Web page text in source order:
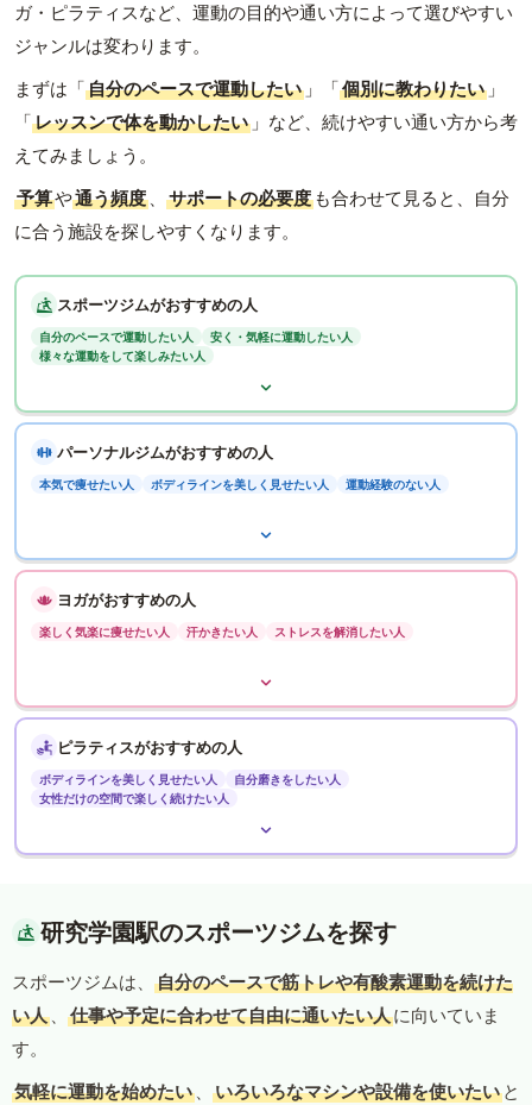
ガ・ピラティスなど、運動の目的や通い方によって選びやすい
ジャンルは変わります。
まずは「自分のペースで運動したい 」「個別に教わりたい 」
「レッスンで体を動かしたい 」など、続けやすい通い方から考
えてみましょう。
予算や通う頻度 、 サポートの必要度 も合わせて見ると、自分
に合う施設を探しやすくなります。
スポーツジムがおすすめの人
自分のペースで運動したい人
安く・気軽に運動したい人
様々な運動をして楽しみたい人
パーソナルジムがおすすめの人
本気で痩せたい人 ボディラインを美しく見せたい人 運動経験のない人
ヨガがおすすめの人
楽しく気楽に痩せたい人 汗かきたい人 ストレスを解消したい人
ピラティスがおすすめの人
ボディラインを美しく見せたい人
自分磨きをしたい人
女性だけの空間で楽しく続けたい人
研究学園駅のスポーツジムを探す
スポーツジムは、
自分のペースで筋トレや有酸素運動を続けた
い人 、 仕事や予定に合わせて自由に通いたい人に向いていま
す。
気軽に運動を始めたい 、 いろいろなマシンや設備を使いたい と